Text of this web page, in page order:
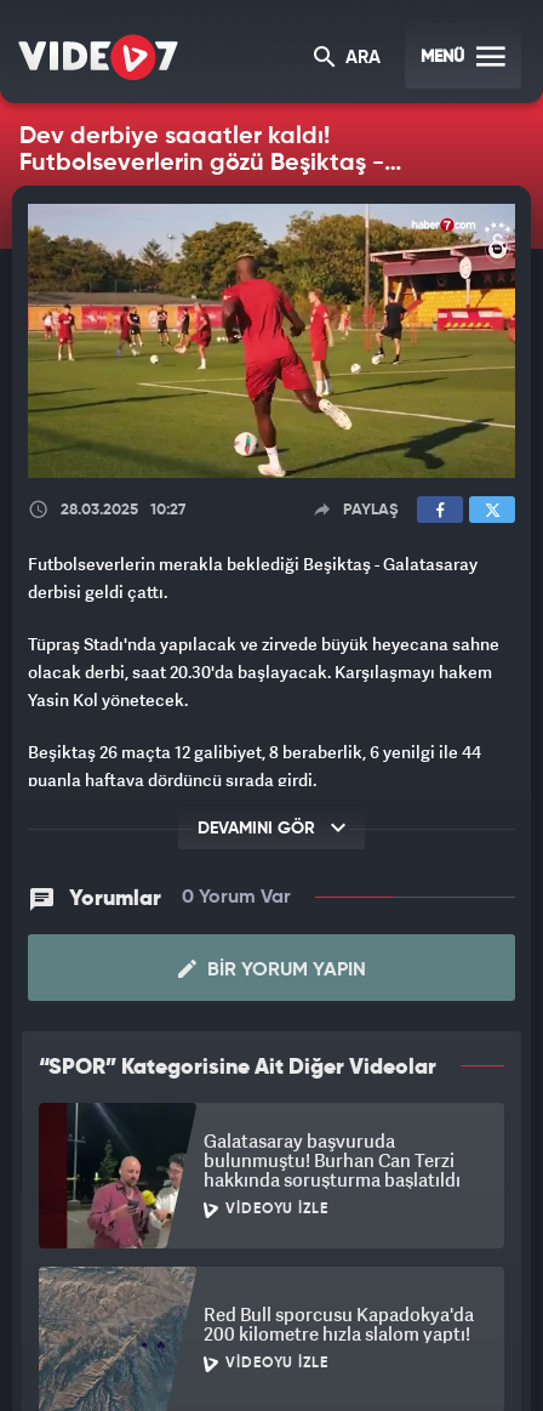
ARA MENÜ
Dev derbiye saaatler kaldı!
Futbolseverlerin gözü Beşiktaş -
Galatasaray maçında
28.03.2025 10:27 PAYLAŞ
Futbolseverlerin merakla beklediği Beşiktaş - Galatasaray
derbisi geldi çattı.
Tüpraş Stadı'nda yapılacak ve zirvede büyük heyecana sahne
olacak derbi, saat 20.30'da başlayacak. Karşılaşmayı hakem
Yasin Kol yönetecek.
Beşiktaş 26 maçta 12 galibiyet, 8 beraberlik, 6 yenilgi ile 44
puanla haftaya dördüncü sırada girdi.
DEVAMINI GÖR
Yorumlar 0 Yorum Var
BIR YORUM YAPIN
“SPOR” Kategorisine Ait Diğer Videolar
Galatasaray başvuruda
bulunmuştu! Burhan Can Terzi
hakkında soruşturma başlatıldı
VIDEOYU İZLE
Red Bull sporcusu Kapadokya'da
200 kilometre hızla slalom yaptı!
VIDEOYU İZLE